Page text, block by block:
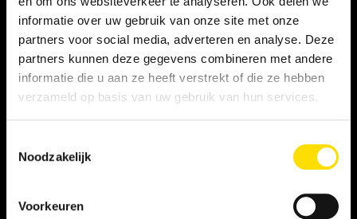
informatie over uw gebruik van onze site met onze
partners voor social media, adverteren en analyse. Deze
partners kunnen deze gegevens combineren met andere
informatie die u aan ze heeft verstrekt of die ze hebben
verzameld op basis van uw gebruik van hun services.
Noodzakelijk
Voorkeuren
Privacy statement
Persooneelsgids uitzendkrachten
Klacht indienen
WERKNEMER